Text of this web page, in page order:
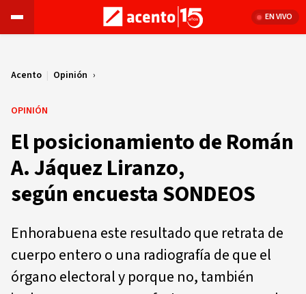
EN VIVO
Acento | Opinión
OPINIÓN
El posicionamiento de Román
A. Jáquez Liranzo,
según encuesta SONDEOS
Enhorabuena este resultado que retrata de
cuerpo entero o una radiografía de que el
órgano electoral y porque no, también